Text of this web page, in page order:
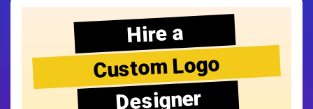
Hire a
Custom Logo
Designer